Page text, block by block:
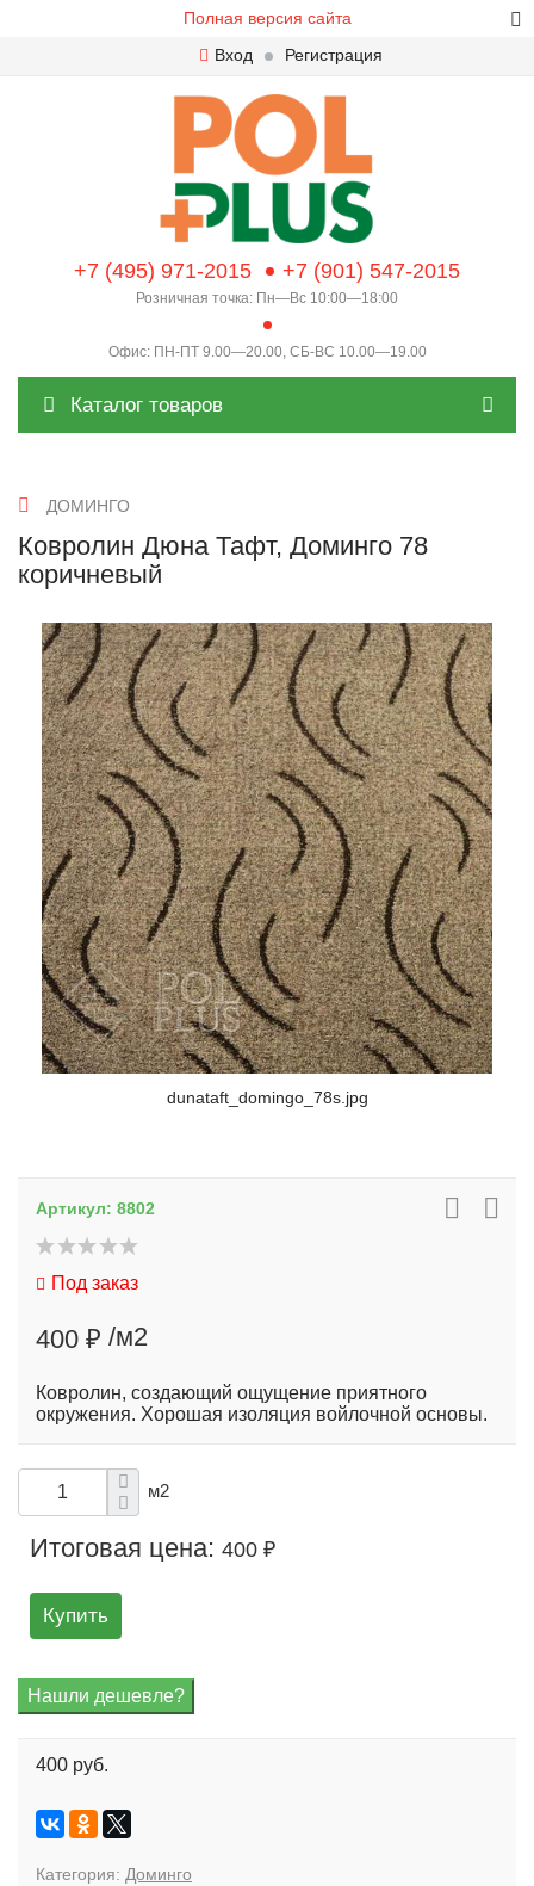
Полная версия сайта
Вход
Регистрация
+7 (495) 971-2015 +7 (901) 547-2015
Розничная точка: Пн—Вс 10:00—18:00
Офис: ПН-ПТ 9.00—20.00, СБ-ВС 10.00—19.00
Каталог товаров
ДОМИНГО
Ковролин Дюна Тафт, Доминго 78
коричневый
dunataft_domingo_78s.jpg
Артикул: 8802
Под заказ
400 ₽ /м2
Ковролин, создающий ощущение приятного
окружения. Хорошая изоляция войлочной основы.
м2
Итоговая цена: 400 ₽
Купить
400 руб.
Категория: Доминго